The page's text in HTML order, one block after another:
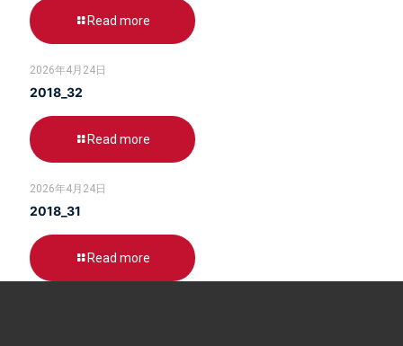
Read more
2026年4月24日
2018_32
Read more
2026年4月24日
2018_31
Read more